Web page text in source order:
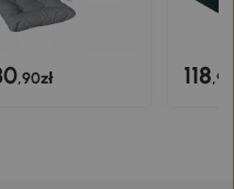
,90zł 118